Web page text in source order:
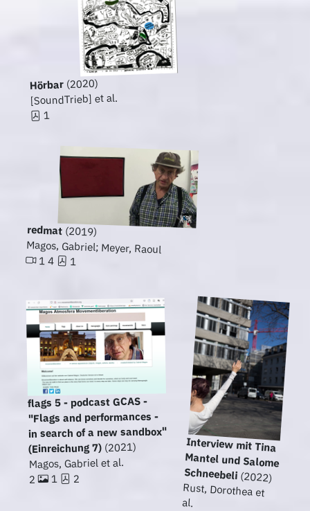
Hörbar(2020)
[SoundTrieb] et al.
1
redmat(2019)
Magos, Gabriel; Meyer, Raoul
1 4 1
flags 5 - podcast GCAS -
"Flags and performances -
in search of a new sandbox"
(Einreichung 7) (2021)
Magos, Gabriel et al.
2 1 2
Interview mit Tina
Mantel und Salome
Schneebeli(2022)
Rust, Dorothea et
al.